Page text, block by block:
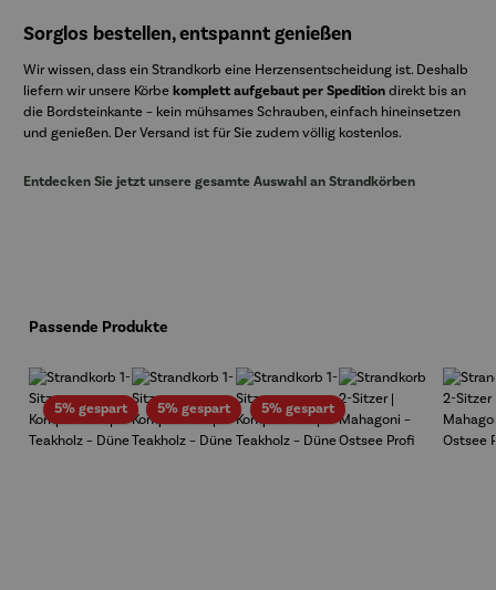
Sorglos bestellen, entspannt genießen
Wir wissen, dass ein Strandkorb eine Herzensentscheidung ist. Deshalb
liefern wir unsere Körbekomplett aufgebaut per Speditiondirekt bis an
die Bordsteinkante – kein mühsames Schrauben, einfach hineinsetzen
und genießen. Der Versand ist für Sie zudem völlig kostenlos.
Entdecken Sie jetzt unsere gesamte Auswahl an Strandkörben
Produktgalerie überspringen
Passende Produkte
5% gespartRabatt5% gespartRabatt5% gespartRabatt